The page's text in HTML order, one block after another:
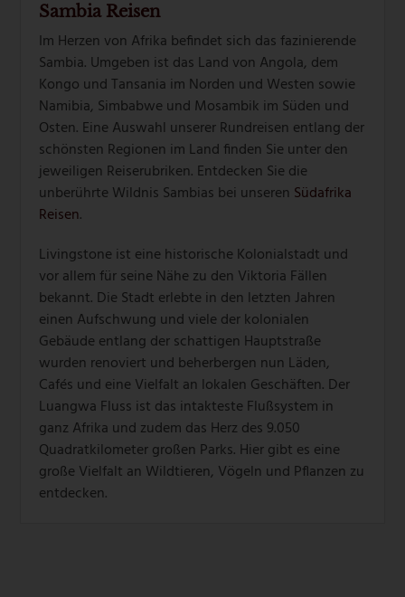
Sambia Reisen
Im Herzen von Afrika befindet sich das fazinierende
Sambia. Umgeben ist das Land von Angola, dem
Kongo und Tansania im Norden und Westen sowie
Namibia, Simbabwe und Mosambik im Süden und
Osten. Eine Auswahl unserer Rundreisen entlang der
schönsten Regionen im Land finden Sie unter den
jeweiligen Reiserubriken. Entdecken Sie die
unberührte Wildnis Sambias bei unseren Südafrika
Reisen.
Livingstone ist eine historische Kolonialstadt und
vor allem für seine Nähe zu den Viktoria Fällen
bekannt. Die Stadt erlebte in den letzten Jahren
einen Aufschwung und viele der kolonialen
Gebäude entlang der schattigen Hauptstraße
wurden renoviert und beherbergen nun Läden,
Cafés und eine Vielfalt an lokalen Geschäften. Der
Luangwa Fluss ist das intakteste Flußsystem in
ganz Afrika und zudem das Herz des 9.050
Quadratkilometer großen Parks. Hier gibt es eine
große Vielfalt an Wildtieren, Vögeln und Pflanzen zu
entdecken.